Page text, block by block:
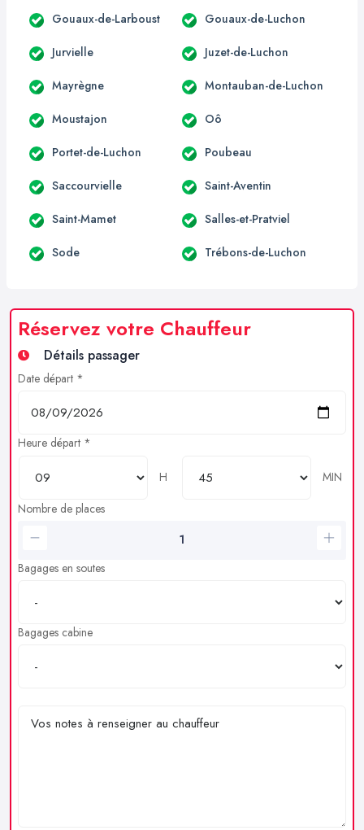
Gouaux-de-Larboust Gouaux-de-Luchon
Jurvielle Juzet-de-Luchon
Mayrègne Montauban-de-Luchon
Moustajon Oô
Portet-de-Luchon Poubeau
Saccourvielle Saint-Aventin
Saint-Mamet Salles-et-Pratviel
Sode Trébons-de-Luchon
Réservez votre Chauffeur
Détails passager
Date départ *
Heure départ *
H
MIN
Nombre de places
Bagages en soutes
Bagages cabine